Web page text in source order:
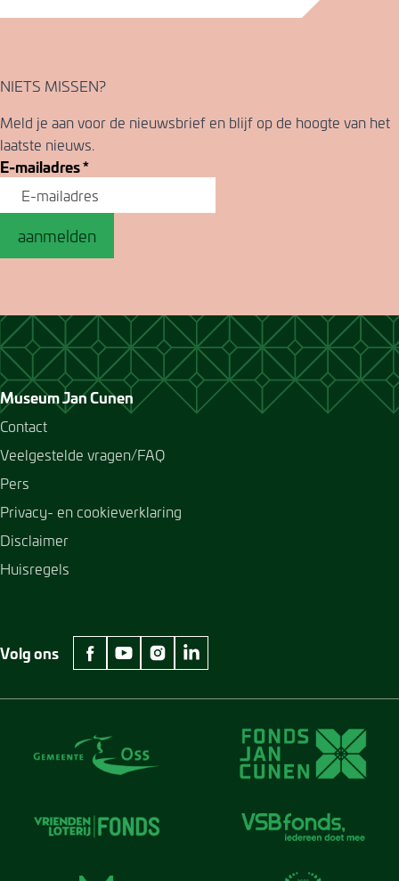
NIETS MISSEN?
Meld je aan voor de nieuwsbrief en blijf op de hoogte van het
laatste nieuws.
E-mailadres*
aanmelden
Museum Jan Cunen
Contact
Veelgestelde vragen/FAQ
Pers
Privacy- en cookieverklaring
Disclaimer
Huisregels
Volg ons
facebook Museum Jan Cunen
youtube Museum Jan Cunen
instagram Museum Jan Cunen
linkedin Museum Jan Cunen